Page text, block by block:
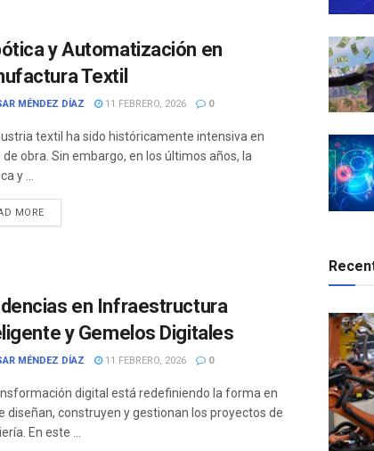
y Automatización en
Textil
MÉNDEZ DÍAZ 11 FEBRERO, 2026 0
textil ha sido históricamente intensiva en
obra. Sin embargo, en los últimos años, la
y ...
MORE
en Infraestructura
y Gemelos Digitales
MÉNDEZ DÍAZ 11 FEBRERO, 2026 0
digital está redefiniendo la forma en
diseñan, construyen y gestionan los proyectos de
En este ...